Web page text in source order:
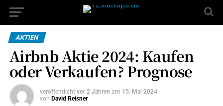
AKTIEN
Airbnb Aktie 2024: Kaufen
oder Verkaufen? Prognose
veröffentlicht vor 2 Jahren am 15. Mai 2024
von David Reisner